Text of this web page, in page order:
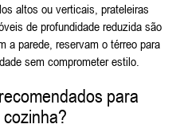
altos ou verticais, prateleiras
de profundidade reduzida são
a parede, reservam o térreo para
sem comprometer estilo.
para